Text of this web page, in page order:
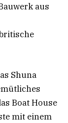
aus
Shuna
Boat House
mit einem